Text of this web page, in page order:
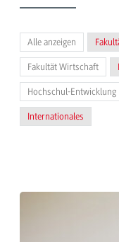
Alle anzeigen
Fakultät Wirtschaft
Hochschul-Entwicklung
Internationales